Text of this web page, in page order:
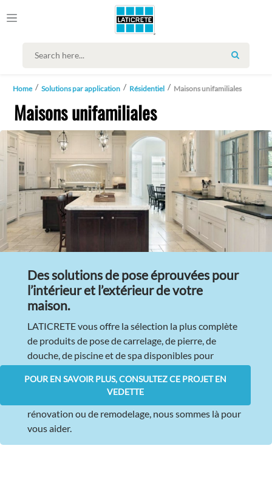
SEARCH
Home Solutions par application Résidentiel Maisons unifamiliales
Maisons unifamiliales
Des solutions de pose éprouvées pour
l’intérieur et l’extérieur de votre
maison.
LATICRETE vous offre la sélection la plus complète
de produits de pose de carrelage, de pierre, de
douche, de piscine et de spa disponibles pour
Que vous construisiez une nouvelle maison ou un
agrandissement, ou que vous ayez un projet de
rénovation ou de remodelage, nous sommes là pour
vous aider.
POUR EN SAVOIR PLUS, CONSULTEZ CE PROJET EN
VEDETTE